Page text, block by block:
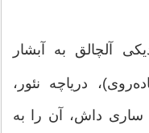
آلچالق به آبشار
3 ساعته پیاده‌روی)، دریاچه نئور،
ساری داش، آن را به